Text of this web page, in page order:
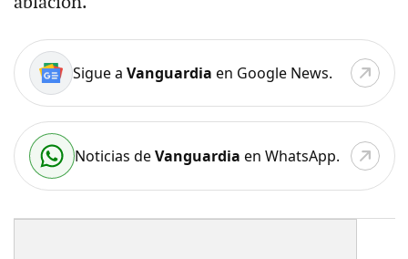
Sigue a Vanguardia en Google News.
Noticias deVanguardia en WhatsApp.